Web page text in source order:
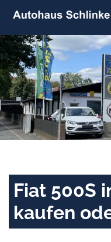
Fiat 500S
kaufen